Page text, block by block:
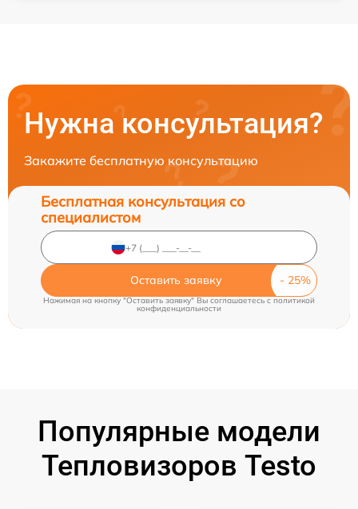
Нужна консультация?
Закажите бесплатную консультацию
Бесплатная консультация со
специалистом
Оставить заявку
Нажимая на кнопку "Оставить заявку" Вы соглашаетесь cполитикой
конфиденциальности
Популярные модели
Тепловизоров Testo